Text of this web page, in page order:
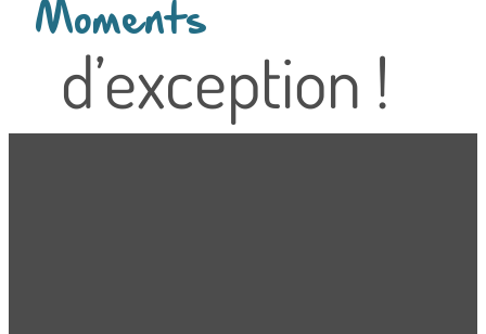
Moments
d’exception !